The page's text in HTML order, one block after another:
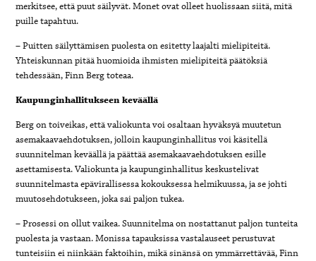
merkitsee, että puut säilyvät. Monet ovat olleet huolissaan siitä, mitä
puille tapahtuu.
– Puitten säilyttämisen puolesta on esitetty laajalti mielipiteitä.
Yhteiskunnan pitää huomioida ihmisten mielipiteitä päätöksiä
tehdessään, Finn Berg toteaa.
Kaupunginhallitukseen keväällä
Berg on toiveikas, että valiokunta voi osaltaan hyväksyä muutetun
asemakaavaehdotuksen, jolloin kaupunginhallitus voi käsitellä
suunnitelman keväällä ja päättää asemakaavaehdotuksen esille
asettamisesta. Valiokunta ja kaupunginhallitus keskustelivat
suunnitelmasta epävirallisessa kokouksessa helmikuussa, ja se johti
muutosehdotukseen, joka sai paljon tukea.
– Prosessi on ollut vaikea. Suunnitelma on nostattanut paljon tunteita
puolesta ja vastaan. Monissa tapauksissa vastalauseet perustuvat
tunteisiin ei niinkään faktoihin, mikä sinänsä on ymmärrettävää, Finn